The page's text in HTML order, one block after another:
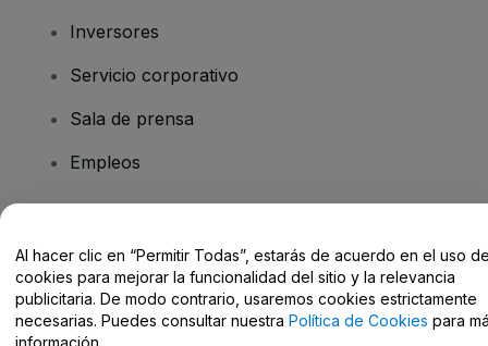
Inversores
Servicio corporativo
Sala de prensa
Empleos
Centro de Ayuda / Contacto
Al hacer clic en “Permitir Todas”, estarás de acuerdo en el uso
cookies para mejorar la funcionalidad del sitio y la relevancia
publicitaria. De modo contrario, usaremos cookies estrictamente
necesarias. Puedes consultar nuestra Política de Cookies para
información.